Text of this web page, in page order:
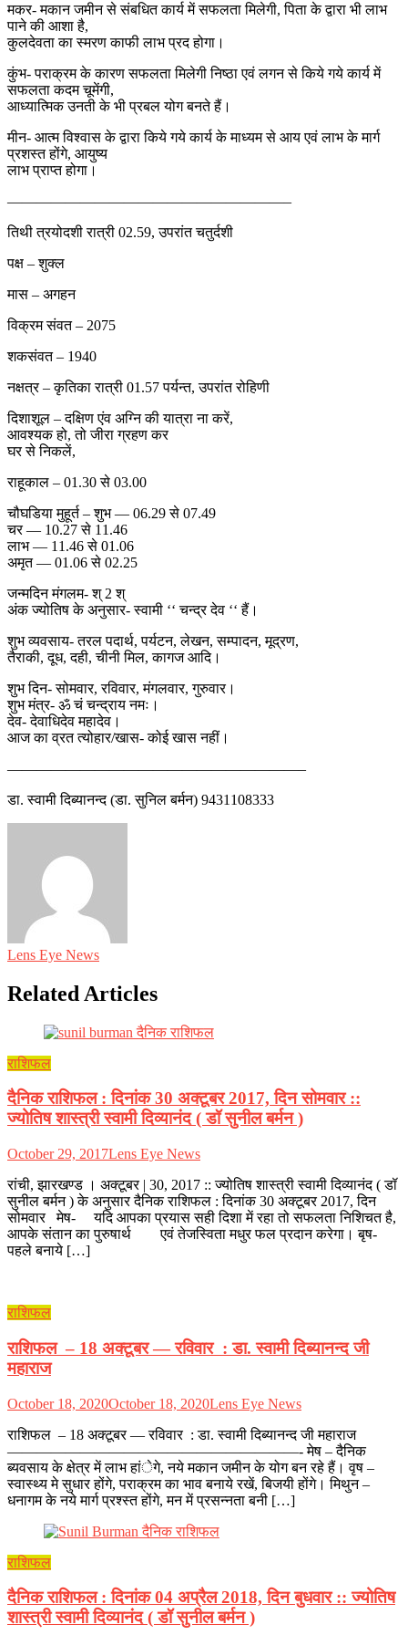
मकर- मकान जमीन से संबधित कार्य में सफलता मिलेगी, पिता के द्वारा भी लाभ
पाने की आशा है,
कुलदेवता का स्मरण काफी लाभ प्रद होगा।
कुंभ- पराक्रम के कारण सफलता मिलेगी निष्ठा एवं लगन से किये गये कार्य में
सफलता कदम चूमेंगी,
आध्यात्मिक उनती के भी प्रबल योग बनते हैं।
मीन- आत्म विश्वास के द्वारा किये गये कार्य के माध्यम से आय एवं लाभ के मार्ग
प्रशस्त होंगे, आयुष्य
लाभ प्राप्त होगा।
———————————————————–
तिथी त्रयोदशी रात्री 02.59, उपरांत चतुर्दशी
पक्ष – शुक्ल
मास – अगहन
विक्रम संवत – 2075
शकसंवत – 1940
नक्षत्र – कृतिका रात्री 01.57 पर्यन्त, उपरांत रोहिणी
दिशाशूल – दक्षिण एंव अग्नि की यात्रा ना करें,
आवश्यक हो, तो जीरा ग्रहण कर
घर से निकलें,
राहूकाल – 01.30 से 03.00
चौघडिया मुहूर्त – शुभ — 06.29 से 07.49
चर — 10.27 से 11.46
लाभ — 11.46 से 01.06
अमृत — 01.06 से 02.25
जन्मदिन मंगलम- श् 2 श्
अंक ज्योतिष के अनुसार- स्वामी ‘‘ चन्द्र देव ‘‘ हैं।
शुभ व्यवसाय- तरल पदार्थ, पर्यटन, लेखन, सम्पादन, मूद्रण,
तैराकी, दूध, दही, चीनी मिल, कागज आदि।
शुभ दिन- सोमवार, रविवार, मंगलवार, गुरुवार।
शुभ मंत्र- ॐ चं चन्द्राय नमः।
देव- देवाधिदेव महादेव।
आज का व्रत त्योहार/खास- कोई खास नहीं।
————————————————————–
डा. स्वामी दिब्यानन्द (डा. सुनिल बर्मन) 9431108333
Lens Eye News
Related Articles
राशिफल
दैनिक राशिफल : दिनांक 30 अक्टूबर 2017, दिन सोमवार ::
ज्योतिष शास्त्री स्वामी दिव्यानंद ( डॉ सुनील बर्मन )
October 29, 2017Lens Eye News
रांची, झारखण्ड । अक्टूबर | 30, 2017 :: ज्योतिष शास्त्री स्वामी दिव्यानंद ( डॉ
सुनील बर्मन ) के अनुसार दैनिक राशिफल : दिनांक 30 अक्टूबर 2017, दिन
सोमवार मेष- यदि आपका प्रयास सही दिशा में रहा तो सफलता निशिचत है,
आपके संतान का पुरुषार्थ एवं तेजस्विता मधुर फल प्रदान करेगा। बृष-
पहले बनाये […]
राशिफल
राशिफल – 18 अक्टूबर — रविवार : डा. स्वामी दिब्यानन्द जी
महाराज
October 18, 2020October 18, 2020Lens Eye News
राशिफल – 18 अक्टूबर — रविवार : डा. स्वामी दिब्यानन्द जी महाराज
————————————————————- मेष – दैनिक
ब्यवसाय के क्षेत्र में लाभ हांेगे, नये मकान जमीन के योग बन रहे हैं। वृष –
स्वास्थ्य मे सुधार होंगे, पराक्रम का भाव बनाये रखें, बिजयी होंगे। मिथुन –
धनागम के नये मार्ग प्रश्स्त होंगे, मन में प्रसन्नता बनी […]
राशिफल
दैनिक राशिफल : दिनांक 04 अप्रैल 2018, दिन बुधवार :: ज्योतिष
शास्त्री स्वामी दिव्यानंद ( डॉ सुनील बर्मन )